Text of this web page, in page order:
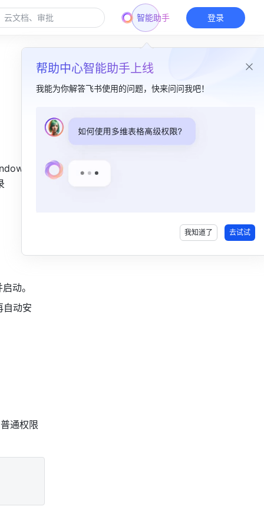
智能助手
帮助中心智能助手上线
我能为你解答飞书使用的问题，快来问问我吧！
我知道了 去试试
登录
设
动。
自动安
通权限
本篇目录
二、操作流程​